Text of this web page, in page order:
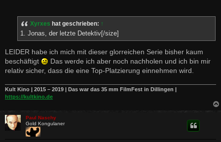
Xyrxes hat geschrieben: ↑
1. Jonas, der letzte Detektiv[/size]
LEIDER habe ich mich mit dieser glorreichen Serie bisher kaum
beschäftigt
Das werde ich aber noch nachholen und ich bin mir
relativ sicher, dass die eine Top-Platzierung einnehmen wird.
Kult Kino | 2015 – 2019 | Das war das 35 mm FilmFest in Dillingen |
https://kultkino.de
Paul Naschy
Gold Kongulaner